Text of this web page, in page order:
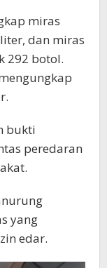
miras
dan miras
292 botol.
bukti
peredaran
yang
edar.